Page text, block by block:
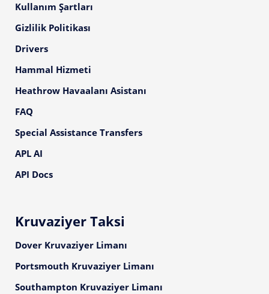
Kullanım Şartları
Gizlilik Politikası
Drivers
Hammal Hizmeti
Heathrow Havaalanı Asistanı
FAQ
Special Assistance Transfers
APL AI
API Docs
Kruvaziyer Taksi
Dover Kruvaziyer Limanı
Portsmouth Kruvaziyer Limanı
Southampton Kruvaziyer Limanı